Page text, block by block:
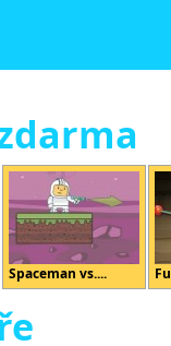
Spaceman vs....